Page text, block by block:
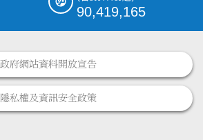
90,419,165
政府網站資料開放宣告
隱私權及資訊安全政策